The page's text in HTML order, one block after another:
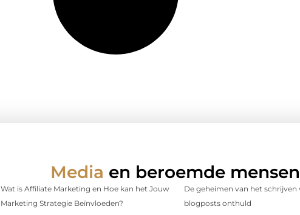
Media en beroemde mensen
Wat is Affiliate Marketing en Hoe kan het Jouw
Marketing Strategie Beïnvloeden?
De geheimen van het schrijven
blogposts onthuld